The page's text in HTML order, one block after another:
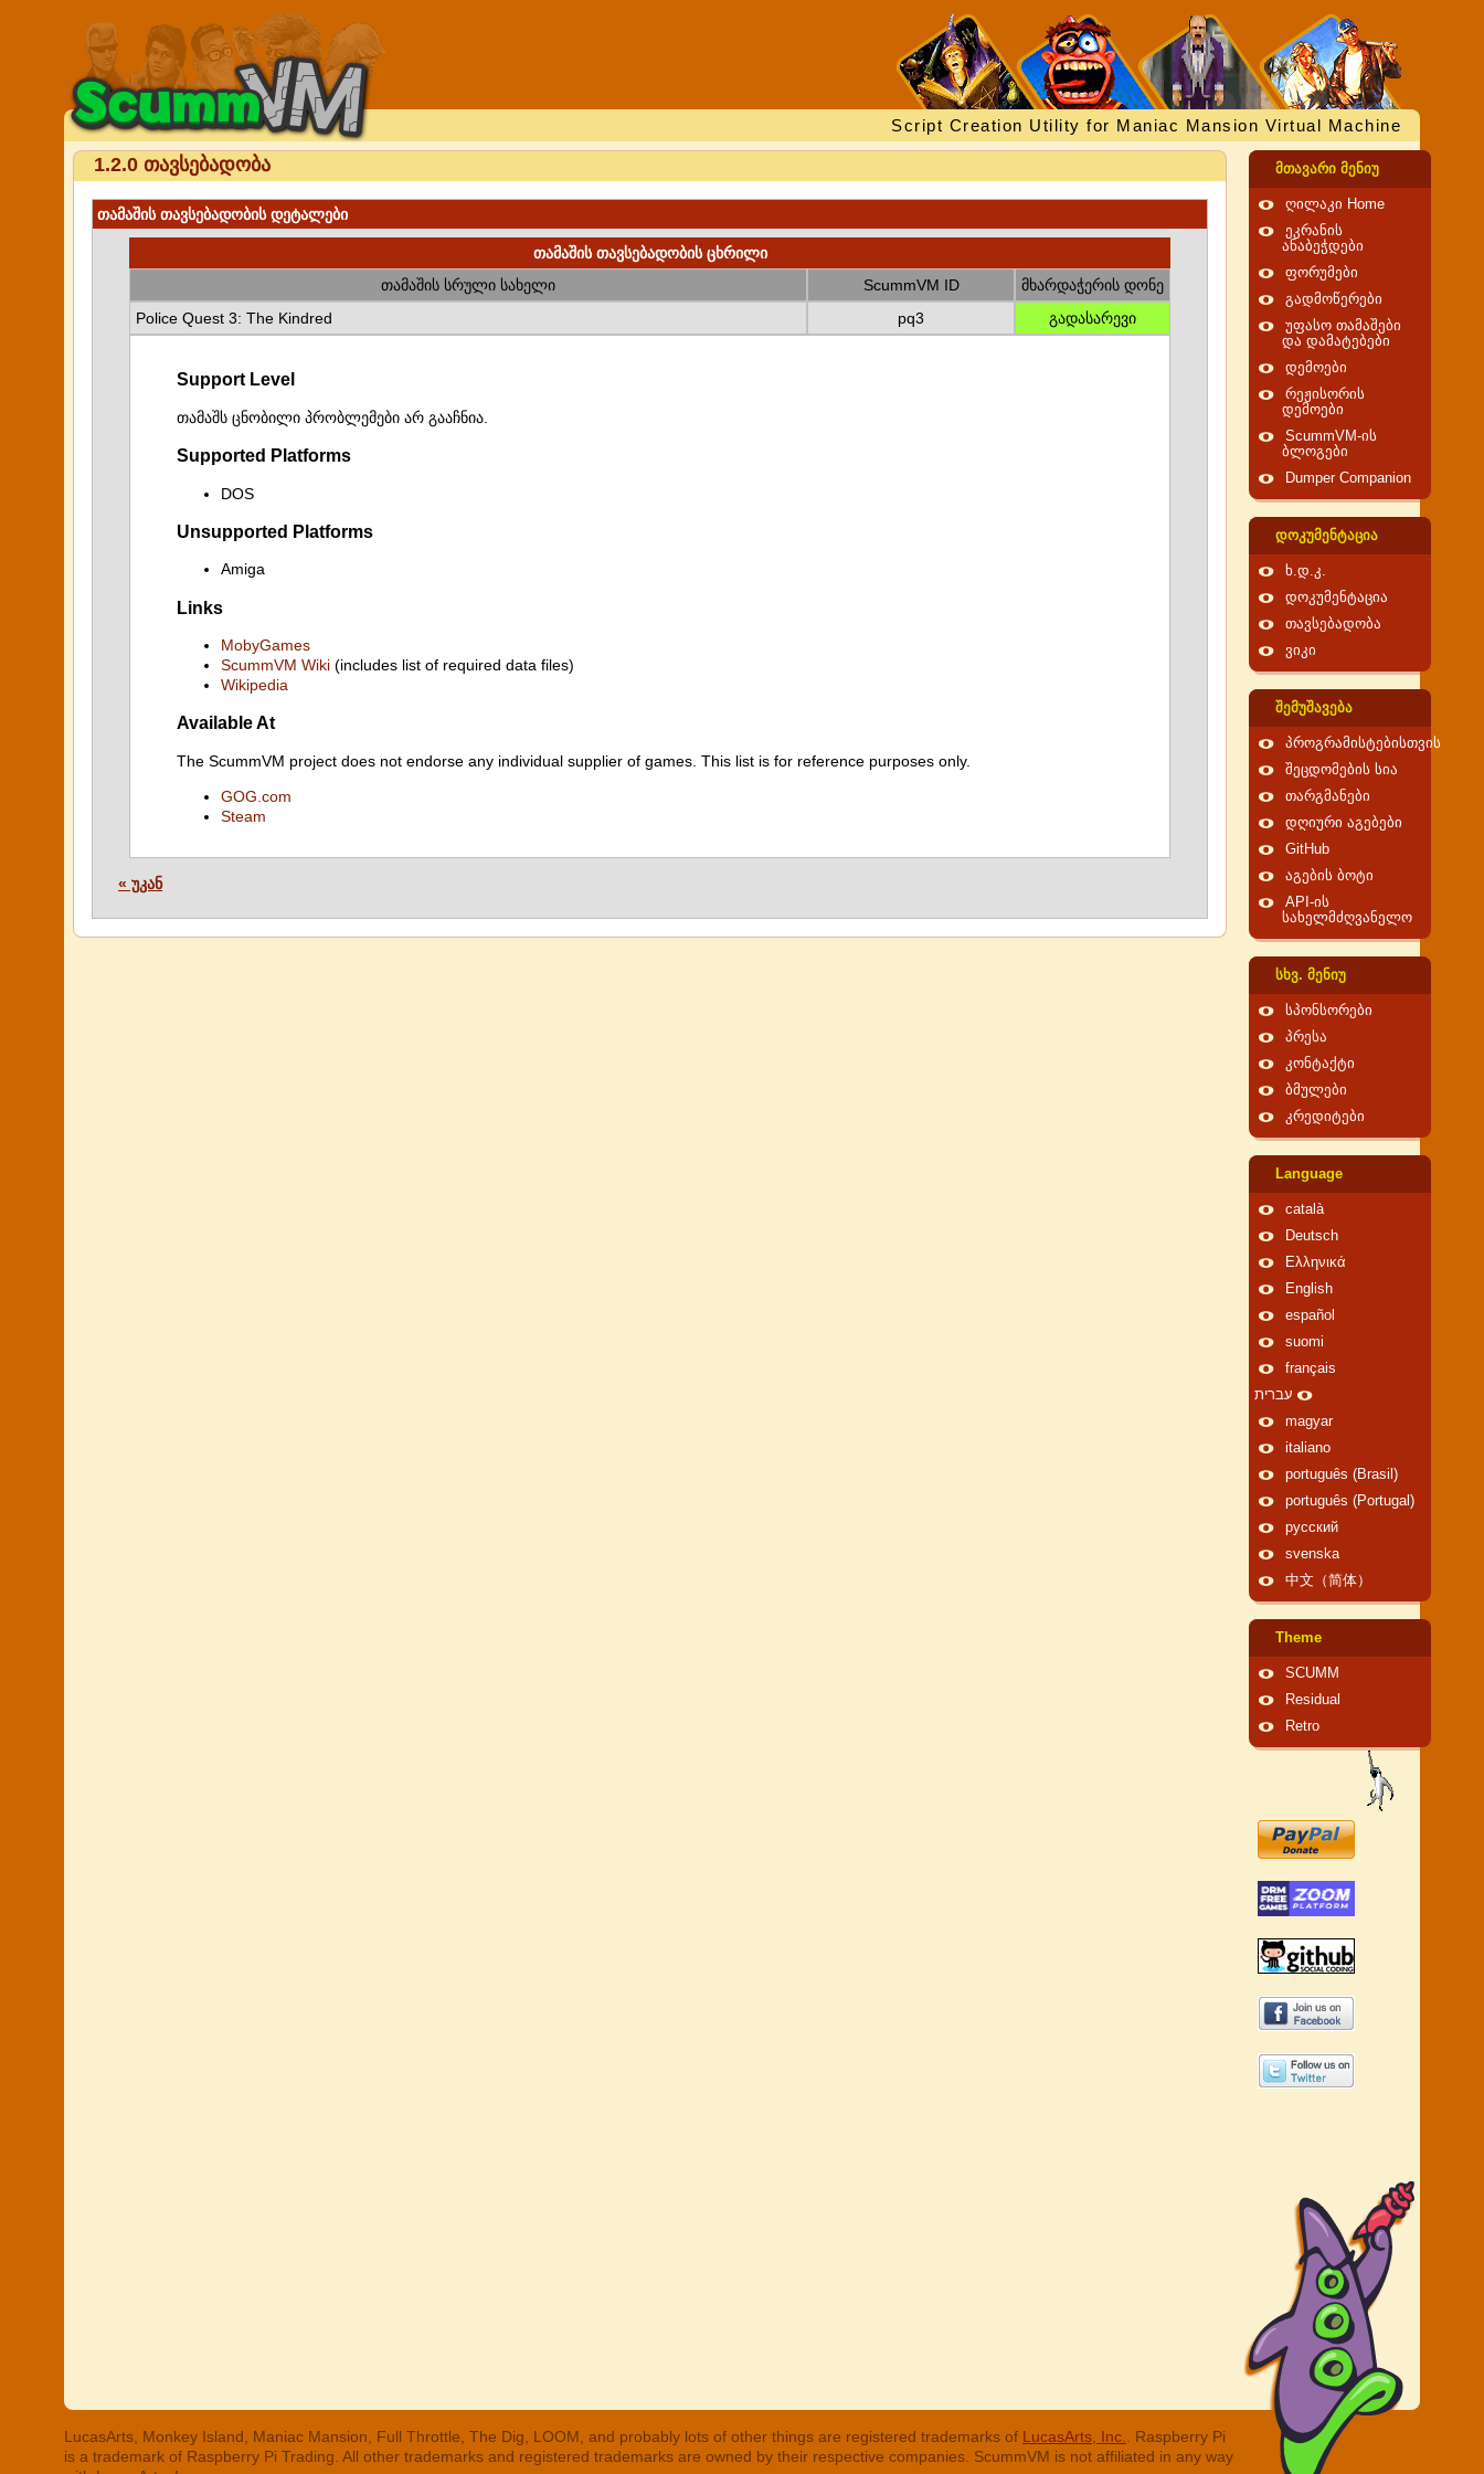
Script Creation Utility for Maniac Mansion Virtual Machine
1.2.0 თავსებადობა
თამაშის თავსებადობის დეტალები
თამაშის თავსებადობის ცხრილი
თამაშის სრული სახელი
ScummVM ID
მხარდაჭერის დონე
Police Quest 3: The Kindred
pq3 გადასარევი
Support Level
თამაშს ცნობილი პრობლემები არ გააჩნია.
Supported Platforms
DOS
Unsupported Platforms
Amiga
Links
MobyGames
ScummVM Wiki (includes list of required data files)
Wikipedia
Available At
The ScummVM project does not endorse any individual supplier of games. This list is for reference purposes only.
GOG.com
Steam
« უკან
მთავარი მენიუ
ღილაკი Home
ეკრანის
ანაბეჭდები
ფორუმები
გადმოწერები
უფასო თამაშები
და დამატებები
დემოები
რეჟისორის
დემოები
ScummVM-ის
ბლოგები
Dumper Companion
დოკუმენტაცია
ხ.დ.კ.
დოკუმენტაცია
თავსებადობა
ვიკი
შემუშავება
პროგრამისტებისთვის
შეცდომების სია
თარგმანები
დღიური აგებები
GitHub
აგების ბოტი
API-ის
სახელმძღვანელო
სხვ. მენიუ
სპონსორები
პრესა
კონტაქტი
ბმულები
კრედიტები
Language
català
Deutsch
Ελληνικά
English
español
suomi
français
עברית
magyar
italiano
português (Brasil)
português (Portugal)
русский
svenska
中文（简体）
Theme
SCUMM
Residual
Retro
LucasArts, Monkey Island, Maniac Mansion, Full Throttle, The Dig, LOOM, and probably lots of other things are registered trademarks of LucasArts, Inc.
. Raspberry Pi
is a trademark of Raspberry Pi Trading. All other trademarks and registered trademarks are owned by their respective companies. ScummVM is not affiliated in any way